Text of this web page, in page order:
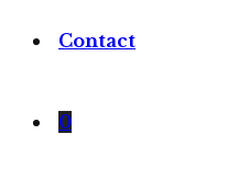
Contact
0